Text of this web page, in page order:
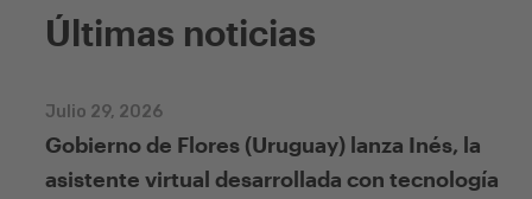
Últimas noticias
Gobierno de Flores (Uruguay) lanza Inés, la
asistente virtual desarrollada con tecnología
Julio 29, 2026